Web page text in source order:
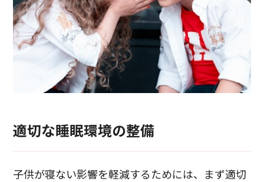
適切な睡眠環境の整備
子供が寝ない影響を軽減するためには、まず適切